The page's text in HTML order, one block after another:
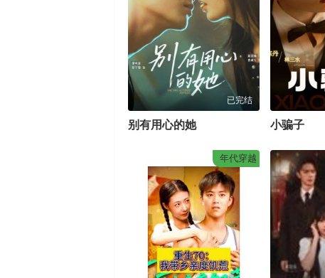
已完结
别有用心的她 小骗子
年代穿越